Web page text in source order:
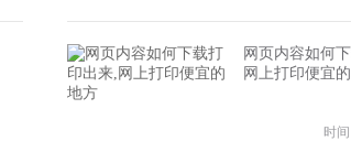
网页内容如何
网上打印便宜
时